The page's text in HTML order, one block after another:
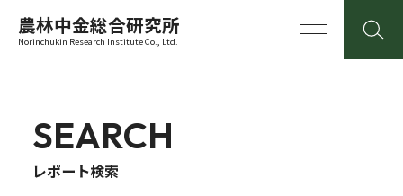
農林中金総合研究所
Norinchukin Research Institute Co., Ltd.
SEARCH
レポート検索